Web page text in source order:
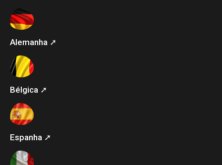
Alemanha ➚
Bélgica ➚
Espanha ➚